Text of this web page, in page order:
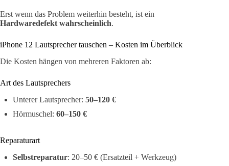
Erst wenn das Problem weiterhin besteht, ist ein
Hardwaredefekt wahrscheinlich.
iPhone 12 Lautsprecher tauschen – Kosten im Überblick
Die Kosten hängen von mehreren Faktoren ab:
Art des Lautsprechers
Unterer Lautsprecher: 50–120 €
Hörmuschel: 60–150 €
Reparaturart
Selbstreparatur: 20–50 € (Ersatzteil + Werkzeug)